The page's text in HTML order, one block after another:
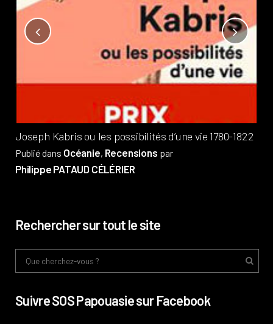
Joseph Kabris ou les possibilités d’une vie 1780-1822
Publié dans Océanie, Recensions par
Philippe PATAUD CÉLÉRIER
Rechercher sur tout le site
Suivre SOS Papouasie sur Facebook